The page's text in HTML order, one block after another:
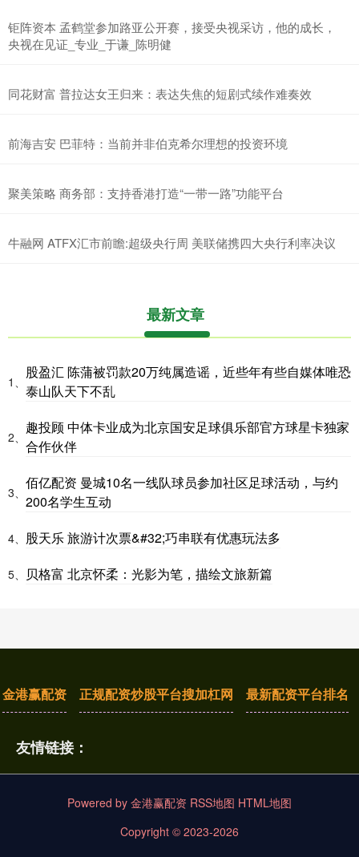
钜阵资本 孟鹤堂参加路亚公开赛，接受央视采访，他的成长，
央视在见证_专业_于谦_陈明健
同花财富 普拉达女王归来：表达失焦的短剧式续作难奏效
前海吉安 巴菲特：当前并非伯克希尔理想的投资环境
聚美策略 商务部：支持香港打造“一带一路”功能平台
牛融网 ATFX汇市前瞻:超级央行周 美联储携四大央行利率决议
最新文章
1、
股盈汇 陈蒲被罚款20万纯属造谣，近些年有些自媒体唯恐
泰山队天下不乱
2、
趣投顾 中体卡业成为北京国安足球俱乐部官方球星卡独家
合作伙伴
3、
佰亿配资 曼城10名一线队球员参加社区足球活动，与约
200名学生互动
4、 股天乐 旅游计次票&#32;巧串联有优惠玩法多
5、 贝格富 北京怀柔：光影为笔，描绘文旅新篇
金港赢配资 正规配资炒股平台搜加杠网 最新配资平台排名
友情链接：
Powered by 金港赢配资 RSS地图 HTML地图
Copyright © 2023-2026